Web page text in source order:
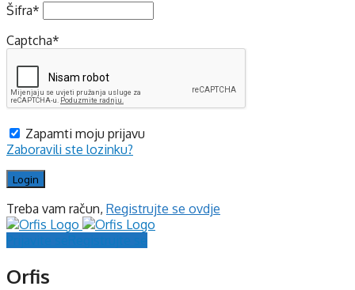
Šifra*
Captcha*
Zapamti moju prijavu
Zaboravili ste lozinku?
Treba vam račun, Registrujte se ovdje
Orfis